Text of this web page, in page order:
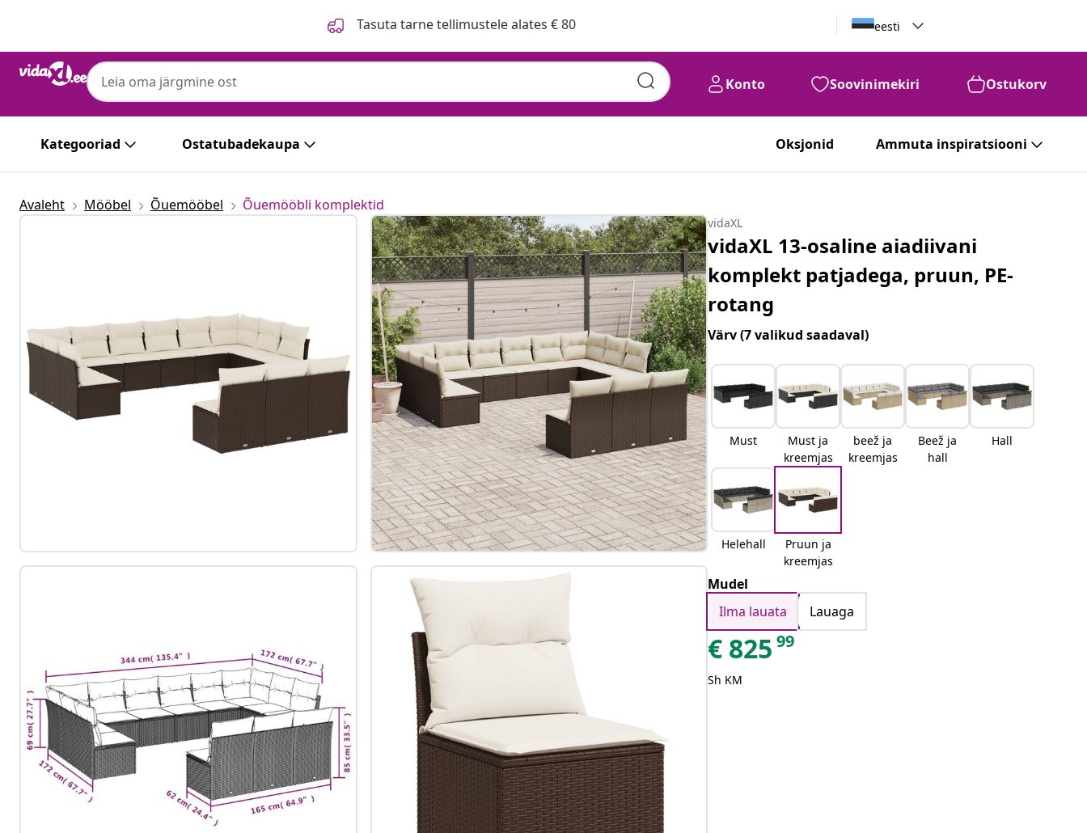
Tasuta tarne tellimustele alates € 80 eesti
Konto Soovinimekiri Ostukorv
Kategooriad Ostatubadekaupa Oksjonid Ammuta inspiratsiooni
Avaleht Mööbel Õuemööbel Õuemööbli komplektid
vidaXL
vidaXL 13-osaline aiadiivani
komplekt patjadega, pruun, PE-
rotang
Värv(7 valikud saadaval)
Must
Must ja
kreemjas
beež ja
kreemjas
Beež ja
hall
Hall
Helehall
Pruun ja
kreemjas
Mudel
Ilma lauata
Lauaga
€ 825 99
Sh KM